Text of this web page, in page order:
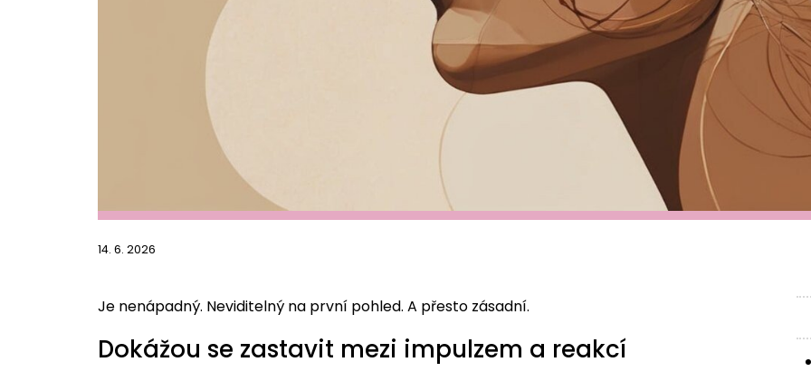
14. 6. 2026
Je nenápadný. Neviditelný na první pohled. A přesto zásadní.
Dokážou se zastavit mezi impulzem a reakcí